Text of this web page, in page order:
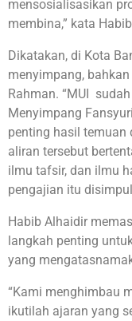
mensosialisasikan
membina,” kata
Dikatakan, di Kota
menyimpang,
Rahman. “MUI
Menyimpang
penting hasil temuan
aliran tersebut
ilmu tafsir, dan ilmu
pengajian itu
Habib Alhaidir
langkah penting
yang
“Kami menghimbau
ikutilah ajaran yang